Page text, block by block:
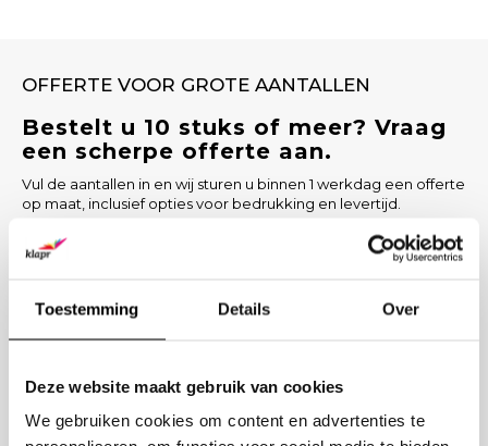
Toestemming Details Over
Deze website maakt gebruik van cookies
We gebruiken cookies om content en advertenties te
OFFERTE VOOR GROTE AANTALLEN
Bestelt u 10 stuks of meer? Vraag
een scherpe offerte aan.
Vul de aantallen in en wij sturen u binnen 1 werkdag een offerte
op maat, inclusief opties voor bedrukking en levertijd.
PRODUCT
AANTAL
ZAKELIJK E-MAIL